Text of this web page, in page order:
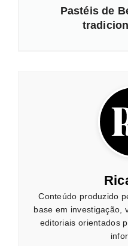
Pastéis de
Conteúdo produzido
base em investigação,
editoriais orientados